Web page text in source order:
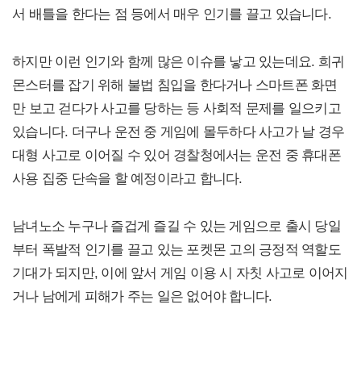
서 배틀을 한다는 점 등에서 매우 인기를 끌고 있습니다.
하지만 이런 인기와 함께 많은 이슈를 낳고 있는데요. 희귀
몬스터를 잡기 위해 불법 침입을 한다거나 스마트폰 화면
만 보고 걷다가 사고를 당하는 등 사회적 문제를 일으키고
있습니다. 더구나 운전 중 게임에 몰두하다 사고가 날 경우
대형 사고로 이어질 수 있어 경찰청에서는 운전 중 휴대폰
사용 집중 단속을 할 예정이라고 합니다.
남녀노소 누구나 즐겁게 즐길 수 있는 게임으로 출시 당일
부터 폭발적 인기를 끌고 있는 포켓몬 고의 긍정적 역할도
기대가 되지만, 이에 앞서 게임 이용 시 자칫 사고로 이어지
거나 남에게 피해가 주는 일은 없어야 합니다.